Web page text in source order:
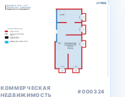
КОММЕРЧЕСКАЯ
НЕДВИЖИМОСТЬ
#000324